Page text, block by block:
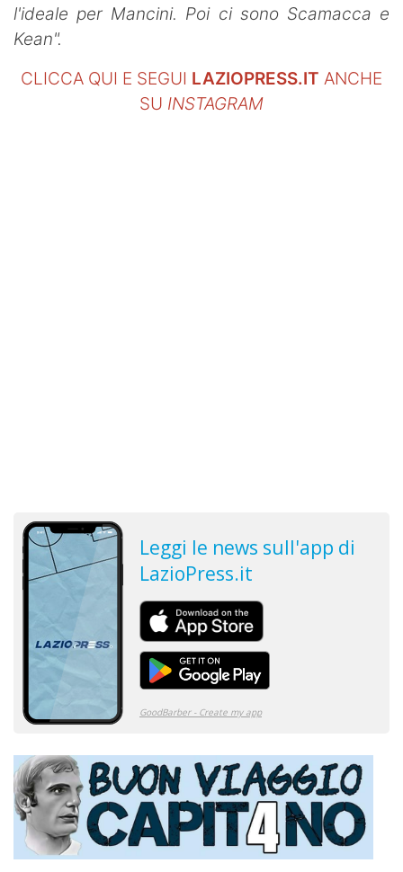
l'ideale per Mancini. Poi ci sono Scamacca e
Kean".
CLICCA QUI E SEGUI LAZIOPRESS.IT ANCHE
SU INSTAGRAM